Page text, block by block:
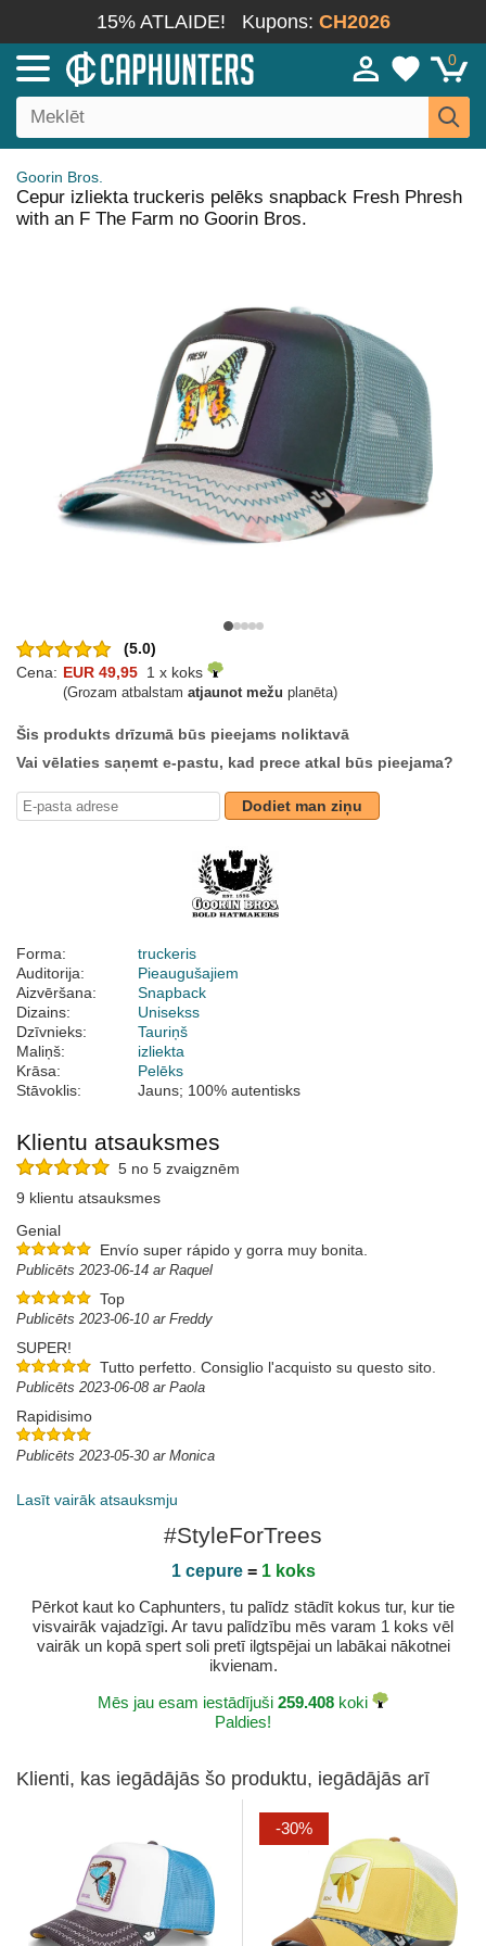
15% ATLAIDE! Kupons: CH2026
0
Goorin Bros.
Cepur izliekta truckeris pelēks snapback Fresh Phresh
with an F The Farm no Goorin Bros.
(5.0)
Cena: EUR 49,95 1 x koks
(Grozam atbalstam atjaunot mežu planēta)
Šis produkts drīzumā būs pieejams noliktavā
Vai vēlaties saņemt e-pastu, kad prece atkal būs pieejama?
Dodiet man ziņu
Forma:
truckeris
Auditorija:
Pieaugušajiem
Aizvēršana:
Snapback
Dizains:
Unisekss
Dzīvnieks:
Tauriņš
Maliņš:
izliekta
Krāsa:
Pelēks
Stāvoklis:
Jauns; 100% autentisks
Klientu atsauksmes
5 no 5 zvaigznēm
9 klientu atsauksmes
Genial
Envío super rápido y gorra muy bonita.
Publicēts 2023-06-14 ar Raquel
Top
Publicēts 2023-06-10 ar Freddy
SUPER!
Tutto perfetto. Consiglio l'acquisto su questo sito.
Publicēts 2023-06-08 ar Paola
Rapidisimo
Publicēts 2023-05-30 ar Monica
Lasīt vairāk atsauksmju
#StyleForTrees
1 cepure= 1 koks
Pērkot kaut ko Caphunters, tu palīdz stādīt kokus tur, kur tie
visvairāk vajadzīgi. Ar tavu palīdzību mēs varam 1 koks vēl
vairāk un kopā spert soli pretī ilgtspējai un labākai nākotnei
ikvienam.
Mēs jau esam iestādījuši 259.408 koki
Paldies!
Klienti, kas iegādājās šo produktu, iegādājās arī
-30%